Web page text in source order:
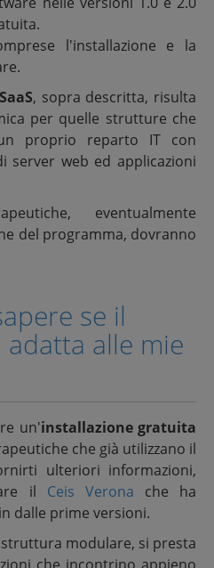
l'installazione e la
SaaS, sopra descritta, risulta
per quelle strutture che
proprio reparto IT con
server web ed applicazioni
eventualmente
del programma, dovranno
se il
alle mie
un'installazione gratuita
che già utilizzano il
ulteriori informazioni,
il Ceis Verona che ha
dalle prime versioni.
modulare, si presta